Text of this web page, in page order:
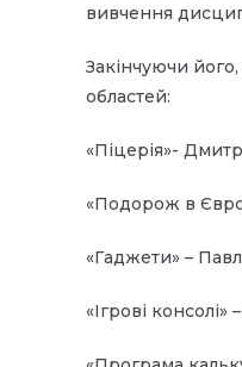
вивчення
Закінчуючи
областей:
«Піцерія»-
«Подорож в
«Гаджети» –
«Ігрові